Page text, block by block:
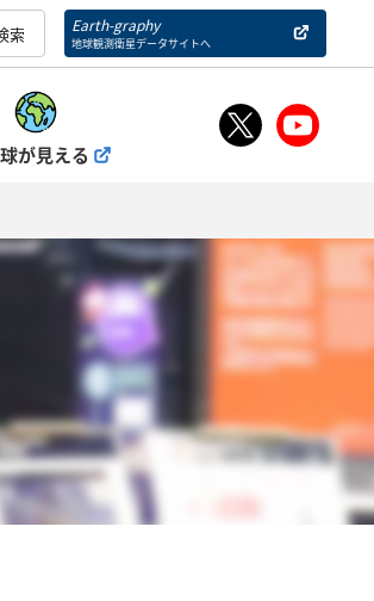
Earth-graphy
地球観測衛星データサイトへ
が見える